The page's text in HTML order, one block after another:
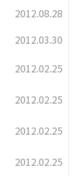
2012.08.28
2012.03.30
2012.02.25
2012.02.25
2012.02.25
2012.02.25